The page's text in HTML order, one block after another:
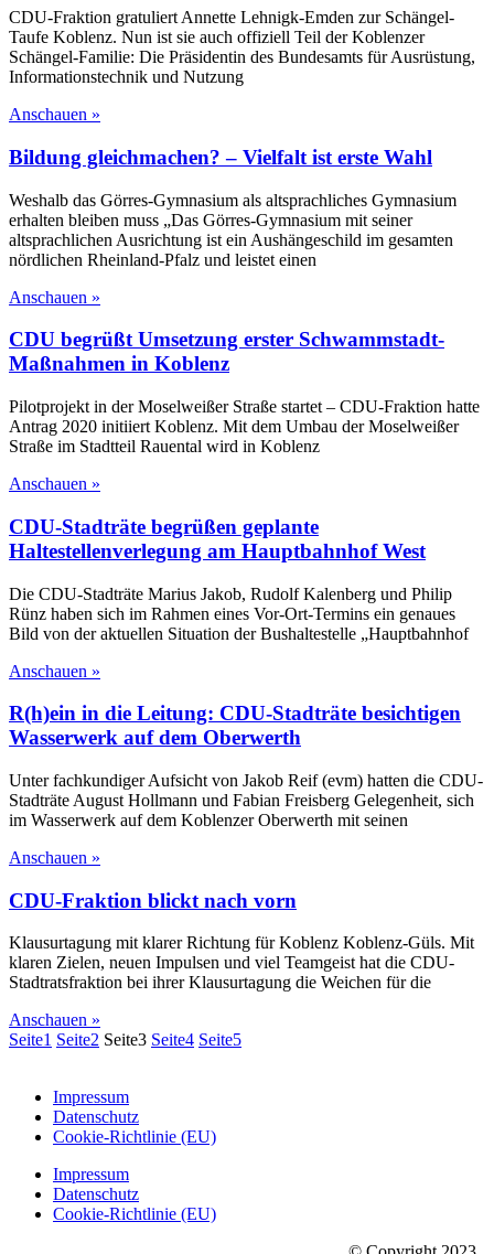
CDU-Fraktion gratuliert Annette Lehnigk-Emden zur Schängel-
Taufe Koblenz. Nun ist sie auch offiziell Teil der Koblenzer
Schängel-Familie: Die Präsidentin des Bundesamts für Ausrüstung,
Informationstechnik und Nutzung
Anschauen »
Bildung gleichmachen? – Vielfalt ist erste Wahl
Weshalb das Görres-Gymnasium als altsprachliches Gymnasium
erhalten bleiben muss „Das Görres-Gymnasium mit seiner
altsprachlichen Ausrichtung ist ein Aushängeschild im gesamten
nördlichen Rheinland-Pfalz und leistet einen
Anschauen »
CDU begrüßt Umsetzung erster Schwammstadt-
Maßnahmen in Koblenz
Pilotprojekt in der Moselweißer Straße startet – CDU-Fraktion hatte
Antrag 2020 initiiert Koblenz. Mit dem Umbau der Moselweißer
Straße im Stadtteil Rauental wird in Koblenz
Anschauen »
CDU-Stadträte begrüßen geplante
Haltestellenverlegung am Hauptbahnhof West
Die CDU-Stadträte Marius Jakob, Rudolf Kalenberg und Philip
Rünz haben sich im Rahmen eines Vor-Ort-Termins ein genaues
Bild von der aktuellen Situation der Bushaltestelle „Hauptbahnhof
Anschauen »
R(h)ein in die Leitung: CDU-Stadträte besichtigen
Wasserwerk auf dem Oberwerth
Unter fachkundiger Aufsicht von Jakob Reif (evm) hatten die CDU-
Stadträte August Hollmann und Fabian Freisberg Gelegenheit, sich
im Wasserwerk auf dem Koblenzer Oberwerth mit seinen
Anschauen »
CDU-Fraktion blickt nach vorn
Klausurtagung mit klarer Richtung für Koblenz Koblenz-Güls. Mit
klaren Zielen, neuen Impulsen und viel Teamgeist hat die CDU-
Stadtratsfraktion bei ihrer Klausurtagung die Weichen für die
Anschauen »
Seite1 Seite2 Seite3 Seite4 Seite5
Impressum
Datenschutz
Cookie-Richtlinie (EU)
Impressum
Datenschutz
Cookie-Richtlinie (EU)